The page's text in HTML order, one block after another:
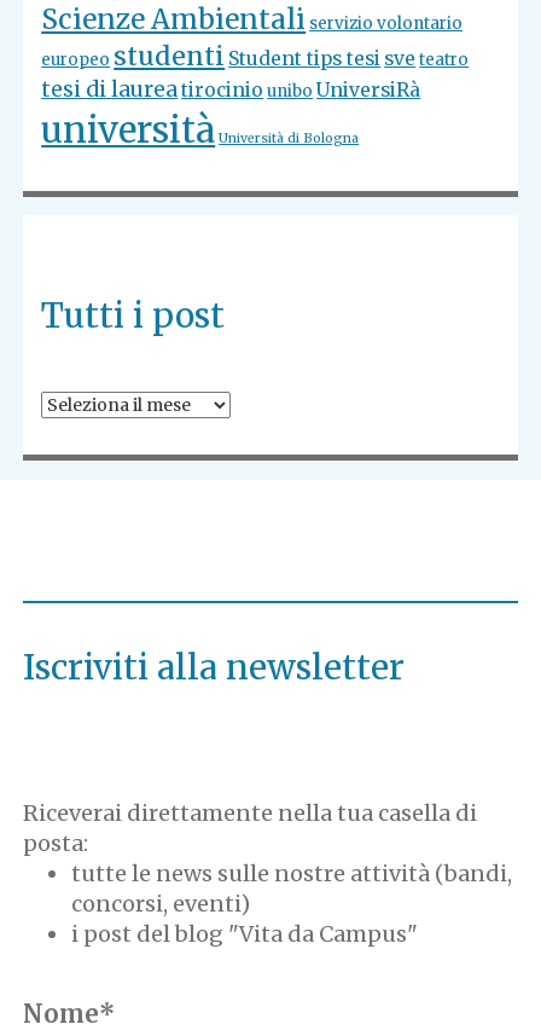
Scienze Ambientali servizio volontario
europeo studenti Student tips tesi sve teatro
tesi di laureatirocinio unibo UniversiRà
università Università di Bologna
Tutti i post
Tutti
Iscriviti alla newsletter
Riceverai direttamente nella tua casella di
posta:
tutte le news sulle nostre attività (bandi,
concorsi, eventi)
i post del blog "Vita da Campus"
Nome*